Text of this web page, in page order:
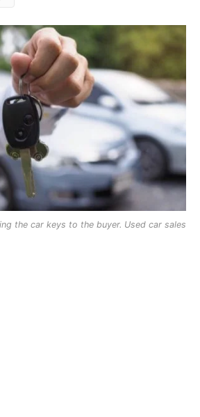
the car keys to the buyer. Used car sales